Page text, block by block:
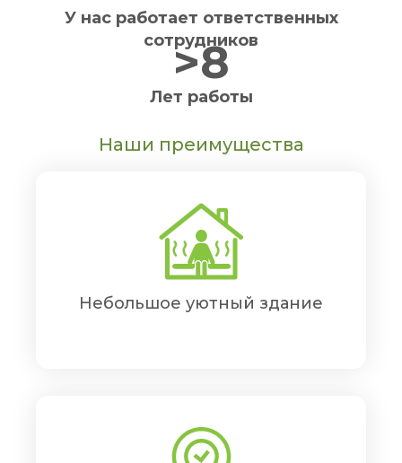
У нас работает ответственных
сотрудников
>8
Лет работы
Наши преимущества
Небольшое уютный здание